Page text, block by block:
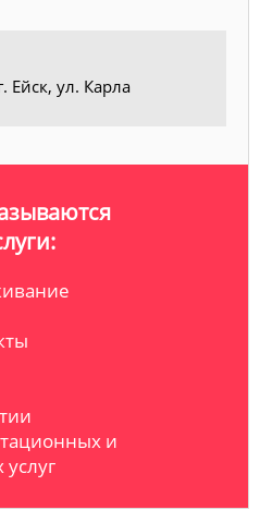
Ейск, ул. Карла
и